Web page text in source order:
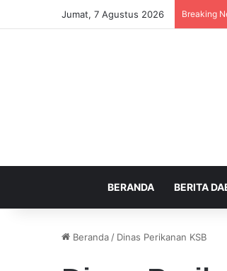
Jumat, 7 Agustus 2026 Breaking
BERANDA BERITA
Beranda / Dinas Perikanan KSB